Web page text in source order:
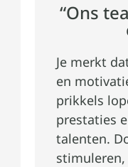
“Ons
Je merkt
en
prikkels
prestaties
talenten.